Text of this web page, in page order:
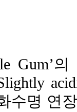
Gum’
수명 연